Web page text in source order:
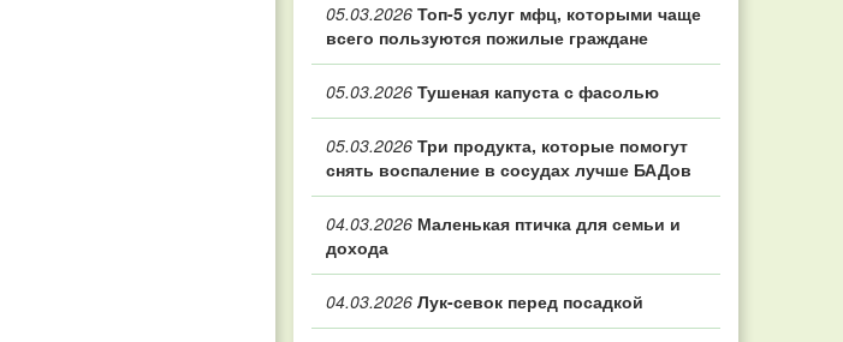
05.03.2026 Топ‑5 услуг мфц, которыми чаще
всего пользуются пожилые граждане
05.03.2026 Тушеная капуста с фасолью
05.03.2026 Три продукта, которые помогут
снять воспаление в сосудах лучше БАДов
04.03.2026 Маленькая птичка для семьи и
дохода
04.03.2026 Лук-севок перед посадкой